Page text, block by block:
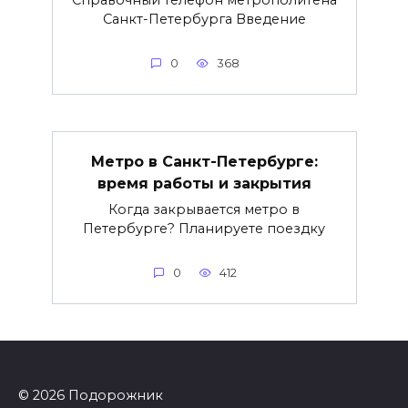
Санкт-Петербурга Введение
0 368
Метро в Санкт-Петербурге:
время работы и закрытия
Когда закрывается метро в
Петербурге? Планируете поездку
0 412
© 2026 Подорожник